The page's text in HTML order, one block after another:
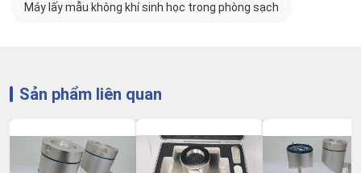
Máy lấy mẫu không khí sinh học trong phòng sạch
Sản phẩm liên quan